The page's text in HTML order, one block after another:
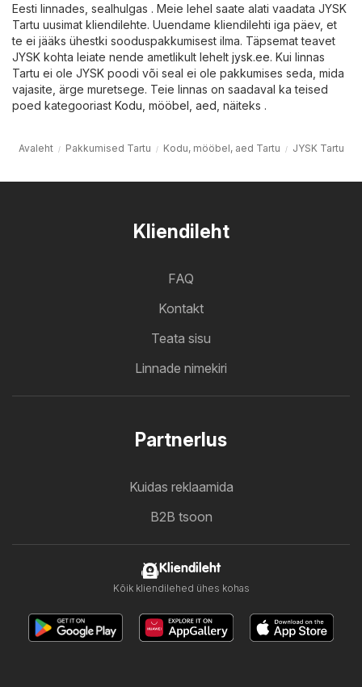
Eesti linnades, sealhulgas . Meie lehel saate alati vaadata JYSK
Tartu uusimat kliendilehte. Uuendame kliendilehti iga päev, et
te ei jääks ühestki sooduspakkumisest ilma. Täpsemat teavet
JYSK kohta leiate nende ametlikult lehelt jysk.ee. Kui linnas
Tartu ei ole JYSK poodi või seal ei ole pakkumises seda, mida
vajasite, ärge muretsege. Teie linnas on saadaval ka teised
poed kategooriast Kodu, mööbel, aed , näiteks .
Avaleht Pakkumised Tartu Kodu, mööbel, aed Tartu JYSK Tartu
Kliendileht
FAQ
Kontakt
Teata sisu
Linnade nimekiri
Partnerlus
Kuidas reklaamida
B2B tsoon
Kliendileht
Kõik kliendilehed ühes kohas